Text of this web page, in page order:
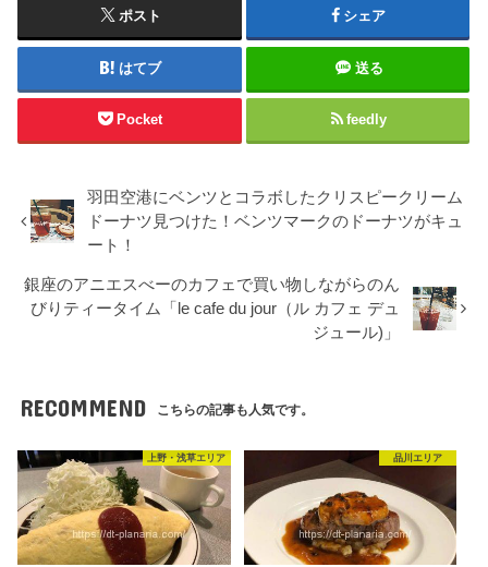
ポスト シェア
はてブ 送る
Pocket feedly
羽田空港にベンツとコラボしたクリスピークリーム
ドーナツ見つけた！ベンツマークのドーナツがキュ
ート！
銀座のアニエスべーのカフェで買い物しながらのん
びりティータイム「le cafe du jour（ル カフェ デュ
ジュール)」
RECOMMEND こちらの記事も人気です。
上野・浅草エリア 品川エリア